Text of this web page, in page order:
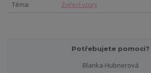
Téma
Zvířecí vzory
Potřebujete pomoci?
Blanka Hubnerová